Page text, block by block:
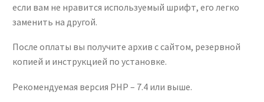
если вам не нравится используемый шрифт, его легко
заменить на другой.
После оплаты вы получите архив с сайтом, резервной
копией и инструкцией по установке.
Рекомендуемая версия PHP – 7.4 или выше.